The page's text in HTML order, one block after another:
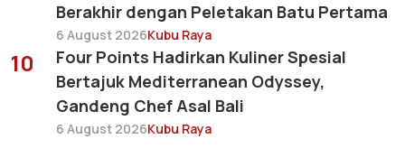
Berakhir dengan Peletakan Batu Pertama
6 August 2026Kubu Raya
10
Four Points Hadirkan Kuliner Spesial
Bertajuk Mediterranean Odyssey,
Gandeng Chef Asal Bali
6 August 2026Kubu Raya